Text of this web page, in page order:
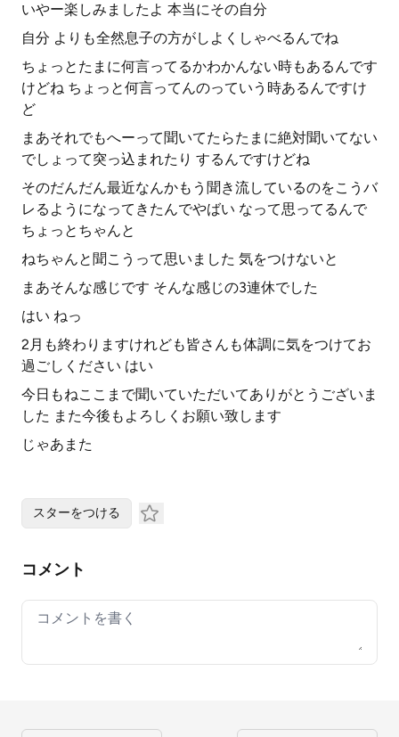
いやー楽しみましたよ 本当にその自分
自分 よりも全然息子の方がしよくしゃべるんでね
ちょっとたまに何言ってるかわかんない時もあるんです
けどね ちょっと何言ってんのっていう時あるんですけ
ど
まあそれでもへーって聞いてたらたまに絶対聞いてない
でしょって突っ込まれたり するんですけどね
そのだんだん最近なんかもう聞き流しているのをこうバ
レるようになってきたんでやばい なって思ってるんで
ちょっとちゃんと
ねちゃんと聞こうって思いました 気をつけないと
まあそんな感じです そんな感じの3連休でした
はい ねっ
2月も終わりますけれども皆さんも体調に気をつけてお
過ごしください はい
今日もねここまで聞いていただいてありがとうございま
した また今後もよろしくお願い致します
じゃあまた
スターをつける
コメント
Your comment